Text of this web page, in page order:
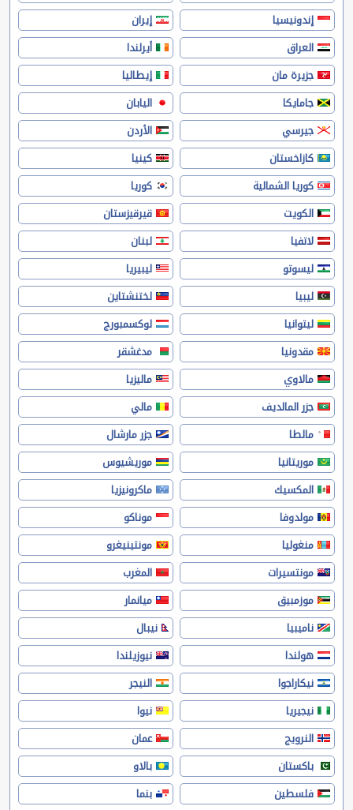
إندونيسيا
إيران
العراق
أيرلندا
جزيرة مان
إيطاليا
جامايكا
اليابان
جيرسي
الأردن
كازاخستان
كينيا
كوريا الشمالية
كوريا
الكويت
قيرقيزستان
لاتفيا
لبنان
ليسوتو
ليبيريا
ليبيا
لختنشتاين
ليتوانيا
لوكسمبورج
مقدونيا
مدغشقر
مالاوي
ماليزيا
جزر المالديف
مالي
مالطا
جزر مارشال
موريتانيا
موريشيوس
المكسيك
ماكرونيزيا
مولدوفا
موناكو
منغوليا
مونتينيغرو
مونتسيرات
المغرب
موزمبيق
ميانمار
ناميبيا
نيبال
هولندا
نيوزيلندا
نيكاراجوا
النيجر
نيجيريا
نيوا
النرويج
عمان
باكستان
بالاو
فلسطين
بنما